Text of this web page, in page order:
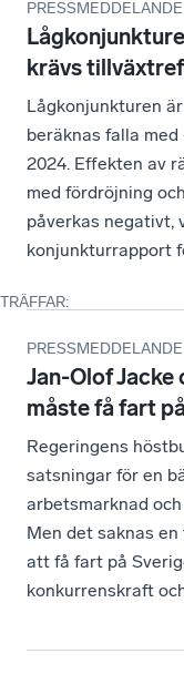
TRÄFFAR:
krävs
Lågkonjunkturen
beräknas falla med
2024. Effekten av
med fördröjning
påverkas negativt,
konjunkturrapport
Jan-Olof Jacke
måste få fart
Regeringens
satsningar för en
arbetsmarknad
Men det saknas
att få fart på
konkurrenskraft